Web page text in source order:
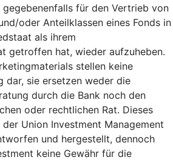
gegebenenfalls für den Vertrieb von
oder Anteilklassen eines Fonds in
als ihrem
getroffen hat, wieder aufzuheben.
stellen keine
dar, sie ersetzen weder die
durch die Bank noch den
oder rechtlichen Rat. Dieses
Union Investment Management
und hergestellt, dennoch
keine Gewähr für die